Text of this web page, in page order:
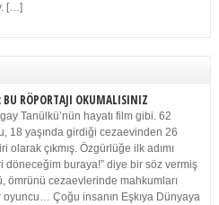
[…]
RÖPORTAJI OKUMALISINIZ
Tanülkü’nün hayatı film gibi. 62
18 yaşında girdiği cezaevinden 26
olarak çıkmış. Özgürlüğe ilk adımı
döneceğim buraya!” diye bir söz vermiş
ömrünü cezaevlerinde mahkumları
Çoğu insanın Eşkıya Dünyaya